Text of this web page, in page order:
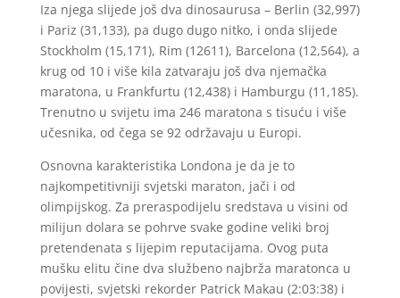
Iza njega slijede još dva dinosaurusa – Berlin (32,997)
i Pariz (31,133), pa dugo dugo nitko, i onda slijede
Stockholm (15,171), Rim (12611), Barcelona (12,564), a
krug od 10 i više kila zatvaraju još dva njemačka
maratona, u Frankfurtu (12,438) i Hamburgu (11,185).
Trenutno u svijetu ima 246 maratona s tisuću i više
učesnika, od čega se 92 održavaju u Europi.
Osnovna karakteristika Londona je da je to
najkompetitivniji svjetski maraton, jači i od
olimpijskog. Za preraspodijelu sredstava u visini od
milijun dolara se pohrve svake godine veliki broj
pretendenata s lijepim reputacijama. Ovog puta
mušku elitu čine dva službeno najbrža maratonca u
povijesti, svjetski rekorder Patrick Makau (2:03:38) i